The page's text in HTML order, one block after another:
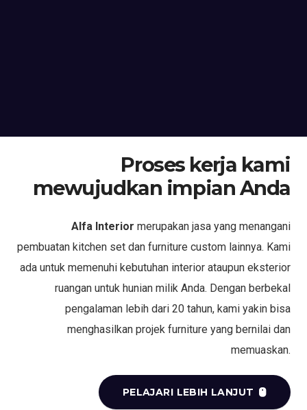
Proses kerja kami
mewujudkan impian Anda
Alfa Interior merupakan jasa yang menangani
pembuatan kitchen set dan furniture custom lainnya. Kami
ada untuk memenuhi kebutuhan interior ataupun eksterior
ruangan untuk hunian milik Anda. Dengan berbekal
pengalaman lebih dari 20 tahun, kami yakin bisa
menghasilkan projek furniture yang bernilai dan
memuaskan.
PELAJARI LEBIH LANJUT